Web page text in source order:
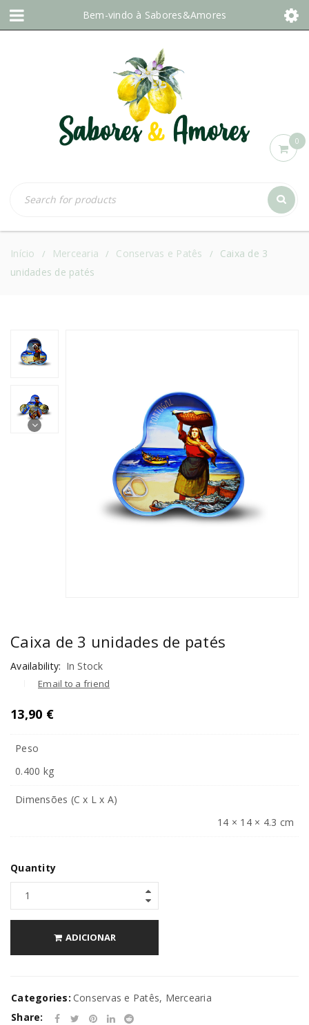
Bem-vindo à Sabores&Amores
0
Início / Mercearia / Conservas e Patês /
Caixa de 3
unidades de patés
Caixa de 3 unidades de patés
Availability: In Stock
Email to a friend
13,90 €
Peso
0.400 kg
Dimensões (C x L x A)
14 × 14 × 4.3 cm
Quantity
ADICIONAR
Categories: Conservas e Patês, Mercearia
Share: